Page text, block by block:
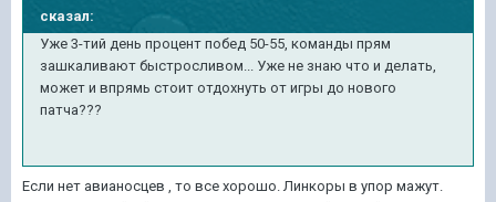
сказал:
Уже 3-тий день процент побед 50-55, команды прям
зашкаливают быстросливом... Уже не знаю что и делать,
может и впрямь стоит отдохнуть от игры до нового
патча???
Если нет авианосцев , то все хорошо. Линкоры в упор мажут.